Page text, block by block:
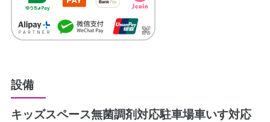
設備
キッズスペース無菌調剤対応駐車場車いす対応